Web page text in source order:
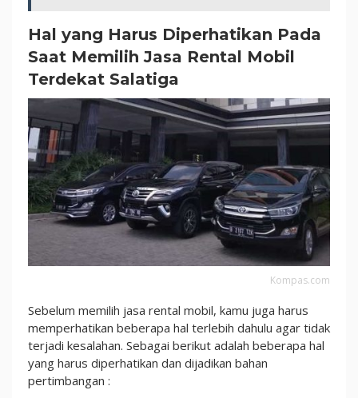
Hal yang Harus Diperhatikan Pada
Saat Memilih Jasa Rental Mobil
Terdekat Salatiga
Kompas.com
Sebelum memilih jasa rental mobil, kamu juga harus
memperhatikan beberapa hal terlebih dahulu agar tidak
terjadi kesalahan. Sebagai berikut adalah beberapa hal
yang harus diperhatikan dan dijadikan bahan
pertimbangan :